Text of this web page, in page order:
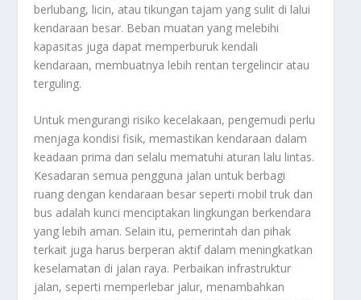
berlubang, licin, atau tikungan tajam yang sulit di lalui
kendaraan besar. Beban muatan yang melebihi
kapasitas juga dapat memperburuk kendali
kendaraan, membuatnya lebih rentan tergelincir atau
terguling.
Untuk mengurangi risiko kecelakaan, pengemudi perlu
menjaga kondisi fisik, memastikan kendaraan dalam
keadaan prima dan selalu mematuhi aturan lalu lintas.
Kesadaran semua pengguna jalan untuk berbagi
ruang dengan kendaraan besar seperti mobil truk dan
bus adalah kunci menciptakan lingkungan berkendara
yang lebih aman. Selain itu, pemerintah dan pihak
terkait juga harus berperan aktif dalam meningkatkan
keselamatan di jalan raya. Perbaikan infrastruktur
jalan, seperti memperlebar jalur, menambahkan